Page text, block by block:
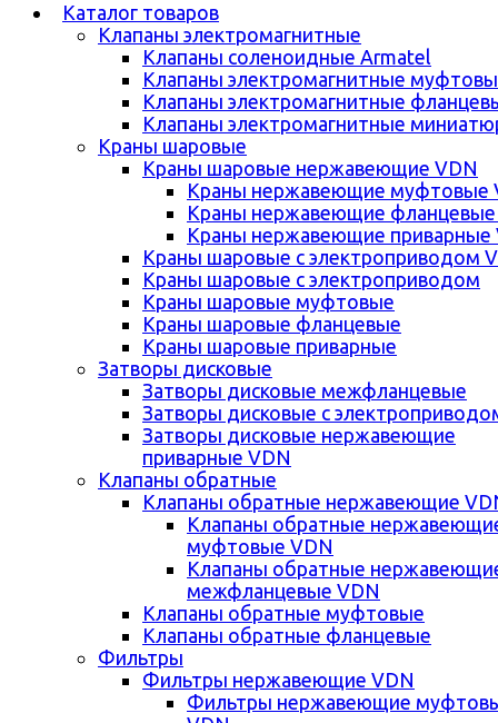
Каталог товаров
Клапаны электромагнитные
Клапаны соленоидные Armatel
Клапаны электромагнитные
Клапаны электромагнитные
Клапаны электромагнитные
Краны шаровые
Краны шаровые нержавеющие VDN
Краны нержавеющие муфтовые
Краны нержавеющие фланцевые
Краны нержавеющие приварные
Краны шаровые с электроприводом
Краны шаровые с электроприводом
Краны шаровые муфтовые
Краны шаровые фланцевые
Краны шаровые приварные
Затворы дисковые
Затворы дисковые межфланцевые
Затворы дисковые с
Затворы дисковые нержавеющие
приварные VDN
Клапаны обратные
Клапаны обратные нержавеющие
Клапаны обратные
муфтовые VDN
Клапаны обратные
межфланцевые VDN
Клапаны обратные муфтовые
Клапаны обратные фланцевые
Фильтры
Фильтры нержавеющие VDN
Фильтры нержавеющие